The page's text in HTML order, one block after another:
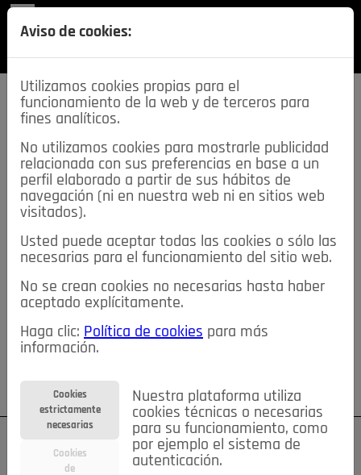
SECCIONES
descarga esta
REVISTA
≡NOTICIAS
NOTICIAS SERVICIOS DE INTERÉS
TABLÓN DE ANUNCIOS MIS ANUNCIOS CONTACTO
NOSOTROS
Su cuenta Regístrese ¿Olvidó su contraseña?
Aviso de cookies:
Utilizamos cookies propias para el
funcionamiento de la web y de terceros para
fines analíticos.
No utilizamos cookies para mostrarle publicidad
relacionada con sus preferencias en base a un
perfil elaborado a partir de sus hábitos de
navegación (ni en nuestra web ni en sitios web
visitados).
Usted puede aceptar todas las cookies o sólo las
necesarias para el funcionamiento del sitio web.
No se crean cookies no necesarias hasta haber
aceptado explícitamente.
Haga clic: Política de cookies para más
información.
Cookies
estrictamente
necesarias
Cookies
de
Nuestra plataforma utiliza
cookies técnicas o necesarias
para su funcionamiento, como
por ejemplo el sistema de
autenticación.